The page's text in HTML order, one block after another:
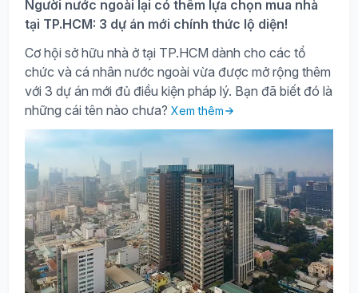
Người nước ngoài lại có thêm lựa chọn mua nhà
tại TP.HCM: 3 dự án mới chính thức lộ diện!
Cơ hội sở hữu nhà ở tại TP.HCM dành cho các tổ
chức và cá nhân nước ngoài vừa được mở rộng thêm
với 3 dự án mới đủ điều kiện pháp lý. Bạn đã biết đó là
những cái tên nào chưa? Xem thêm